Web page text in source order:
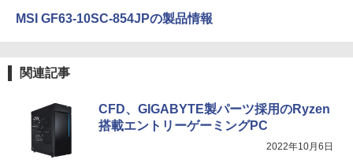
MSI GF63-10SC-854JPの製品情報
関連記事
CFD、GIGABYTE製パーツ採用のRyzen
搭載エントリーゲーミングPC
2022年10月6日